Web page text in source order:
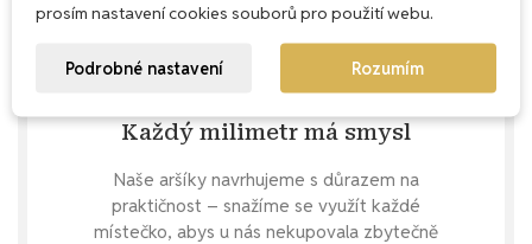
Každý milimetr má smysl
Naše aršíky navrhujeme s důrazem na
praktičnost – snažíme se využít každé
místečko, abys u nás nekupovala zbytečně
prosím nastavení cookies souborů pro použití webu.
Podrobné nastavení Rozumím